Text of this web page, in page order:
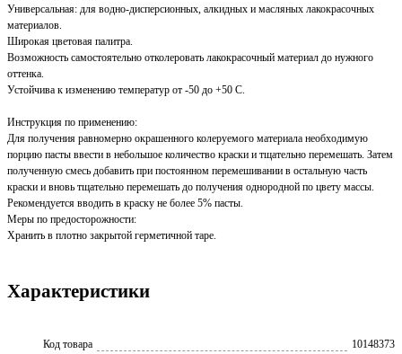
Универсальная: для водно-дисперсионных, алкидных и масляных лакокрасочных
материалов.
Широкая цветовая палитра.
Возможность самостоятельно отколеровать лакокрасочный материал до нужного
оттенка.
Устойчива к изменению температур от -50 до +50 С.
Инструкция по применению:
Для получения равномерно окрашенного колеруемого материала необходимую
порцию пасты ввести в небольшое количество краски и тщательно перемешать. Затем
полученную смесь добавить при постоянном перемешивании в остальную часть
краски и вновь тщательно перемешать до получения однородной по цвету массы.
Рекомендуется вводить в краску не более 5% пасты.
Меры по предосторожности:
Хранить в плотно закрытой герметичной таре.
Характеристики
Код товара
10148373